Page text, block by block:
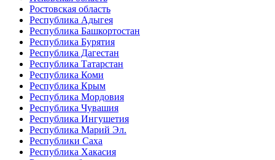
Ростовская область
Республика Адыгея
Республика Башкортостан
Республика Бурятия
Республика Дагестан
Республика Татарстан
Республика Коми
Республика Крым
Республика Мордовия
Республика Чувашия
Республика Ингушетия
Республика Марий Эл.
Республики Саха
Республика Хакасия